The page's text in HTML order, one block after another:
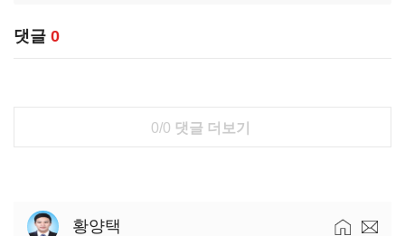
댓글 0
0/0 댓글 더보기
황양택